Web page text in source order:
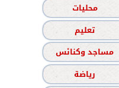
محليات
تعليم
مساجد وكنائس
رياضة